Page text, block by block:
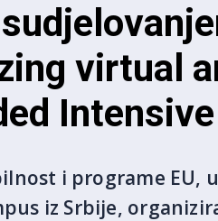
virtual
i programe EU,
iz Srbije,